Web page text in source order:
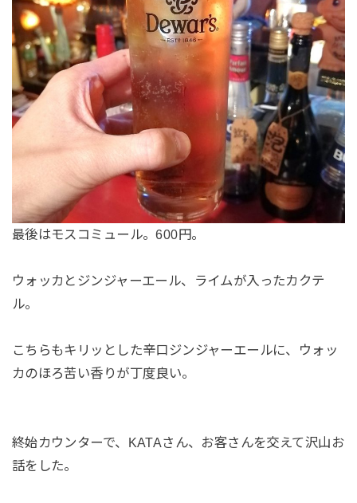
最後はモスコミュール。600円。
ウォッカとジンジャーエール、ライムが入ったカクテ
ル。
こちらもキリッとした辛口ジンジャーエールに、ウォッ
カのほろ苦い香りが丁度良い。
終始カウンターで、KATAさん、お客さんを交えて沢山お
話をした。